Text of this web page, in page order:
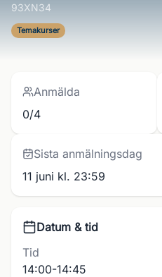
93XN34
Temakurser
Anmälda
0/4
Sista anmälningsdag
11 juni kl. 23:59
Datum & tid
Tid
14:00-14:45